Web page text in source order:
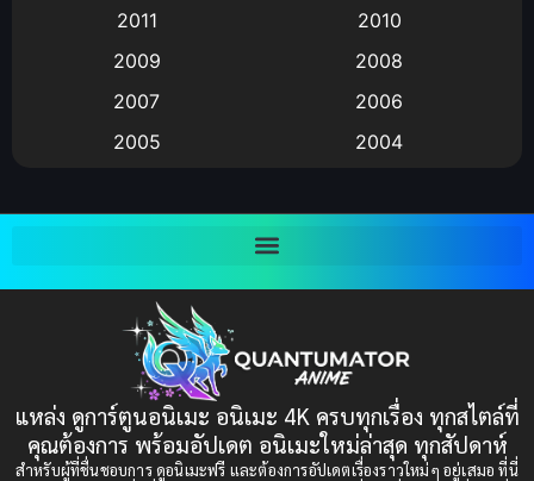
Big tits (นมใหญ่)
Bitch (ผู้หญิงร่าน)
Bondage (ทาส)(1)
(1)
Censored (เซ็นเซอร์)(19)
2011
2010
2009
2008
2007
2006
2005
2004
2001
2000
1997
1993
1991
1989
1988
1987
1985
แหล่ง ดูการ์ตูนอนิเมะ อนิเมะ 4K ครบทุกเรื่อง ทุกสไตล์ที่
คุณต้องการ พร้อมอัปเดต อนิเมะใหม่ล่าสุด ทุกสัปดาห์
สำหรับผู้ที่ชื่นชอบการ ดูอนิเมะฟรี และต้องการอัปเดตเรื่องราวใหม่ๆ อยู่เสมอ ที่นี่